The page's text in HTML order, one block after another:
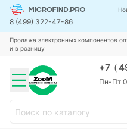
8 (499) 322-47-86
Продажа электронных компонентов
и в розницу
+7 (
Пн-Пт